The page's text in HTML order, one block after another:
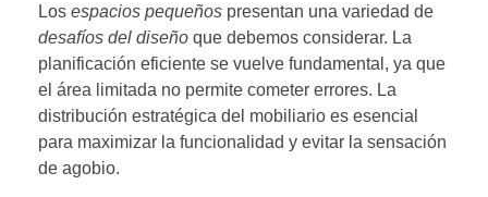
Los espacios pequeños presentan una variedad de
desafíos del diseño que debemos considerar. La
planificación eficiente se vuelve fundamental, ya que
el área limitada no permite cometer errores. La
distribución estratégica del mobiliario es esencial
para maximizar la funcionalidad y evitar la sensación
de agobio.